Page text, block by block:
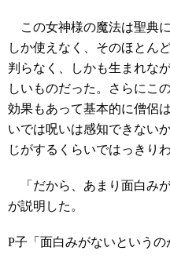
この女神様の魔法は聖典
しか使えなく、そのほとん
判らなく、しかも生まれな
しいものだった。さらにこ
効果もあって基本的に僧侶
いでは呪いは感知できない
じがするくらいではっきり
「だから、あまり面白み
が説明した。
P子「面白みがないというの